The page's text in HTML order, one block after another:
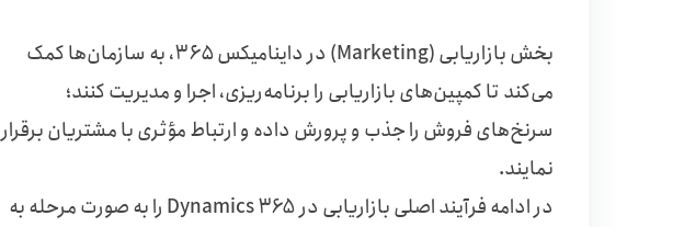
بخش بازاریابی (Marketing) در داینامیکس ۳۶۵، به سازمان‌ها کمک
می‌کند تا کمپین‌های بازاریابی را برنامه‌ریزی، اجرا و مدیریت کنند؛
سرنخ‌های فروش را جذب و پرورش داده و ارتباط مؤثری با مشتریان برقرار
نمایند.
در ادامه فرآیند اصلی بازاریابی در Dynamics 365 را به صورت مرحله به